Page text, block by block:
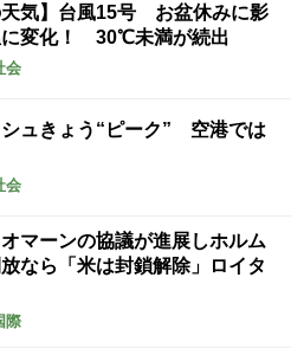
天気】台風15号 お盆休みに影
変化！ 30℃未満が続出
会
ュきょう“ピーク” 空港では
会
マーンの協議が進展しホルム
なら「米は封鎖解除」ロイタ
際